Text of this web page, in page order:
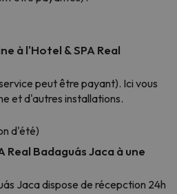
à l'Hotel & SPA Real
peut être payant). Ici vous
et d'autres installations.
d'été)
Real Badaguás Jaca à une
Jaca dispose de récepction 24h